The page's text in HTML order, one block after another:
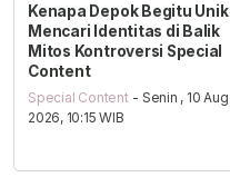
Kenapa Depok Begitu Unik
Mencari Identitas di Balik
Mitos Kontroversi Special
Content
Special Content - Senin , 10 Aug
2026, 10:15 WIB